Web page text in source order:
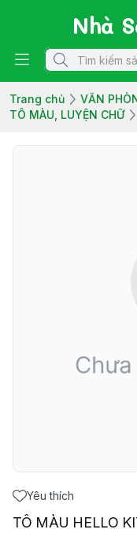
Nhà
Trang chủ
VĂN
TÔ MÀU, LUYỆN CHỮ
Yêu thích
TÔ MÀU HELLO